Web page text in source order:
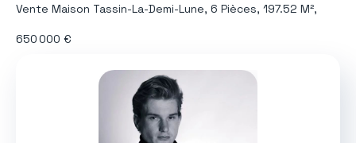
Vente Maison Tassin-La-Demi-Lune, 6 Pièces, 197.52 M²,
650 000 €